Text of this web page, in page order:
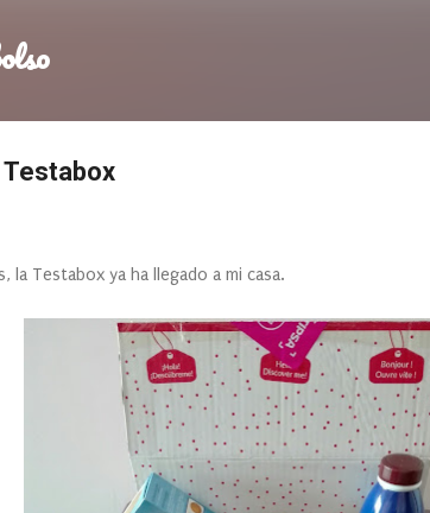
Testabox
la Testabox ya ha llegado a mi casa.